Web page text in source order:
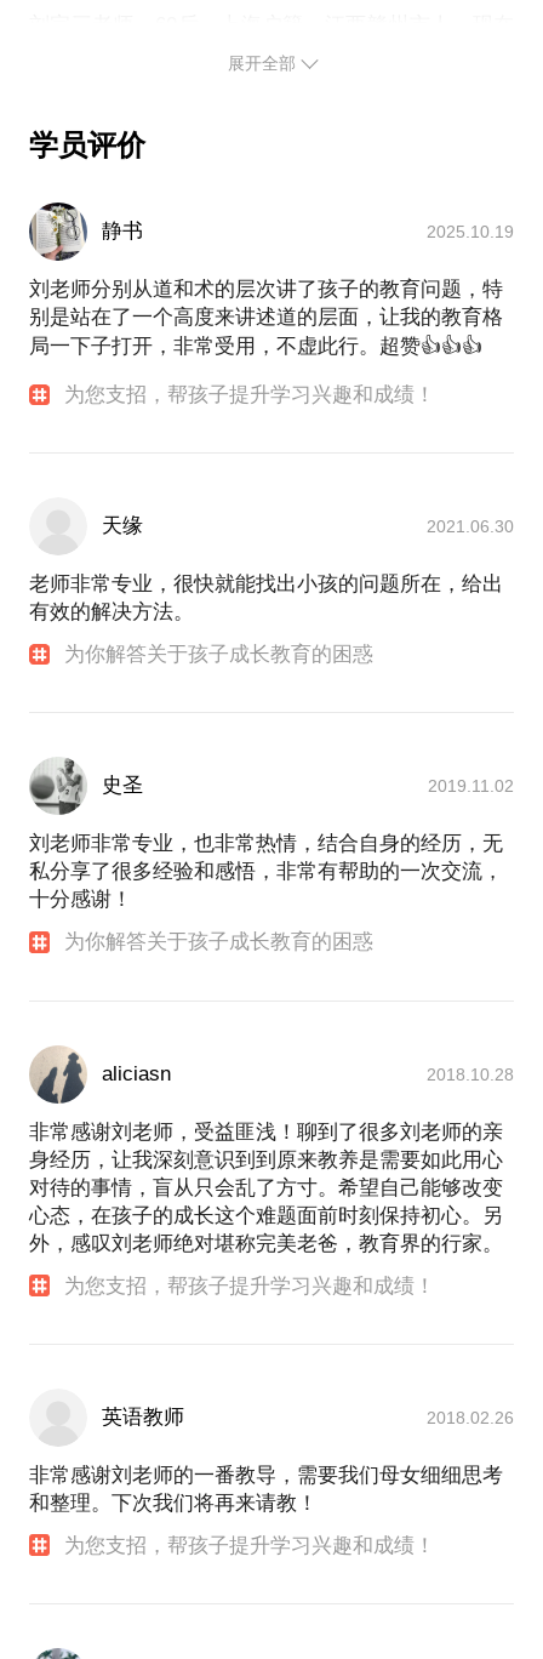
已经成为了上海若干漂泊人中安居下来的一分子。
未停止对她的热爱和探索。刘老师曾在上海建平实
验、进才中学、平和双语等多所名校工作，担任过骨
鲜明的个人特色，他的教学曾引发争议，也曾取得优
异的成绩。
刘老师担任过浦东新区首届超常儿童班的班主任和数
学教师，由于他精于教学的整体创新安排，曾被同行
誉为“超常教师”。
刘老师在家庭教育方面也是常年悉心研究自己的孩
子，在亲子教育、孩子成长方面花费了大量心血，孩
***中国数学会会员；
***中国人才研究会超常人才专业委员会会员；
***国家数学奥林匹克一级教练员；
如果您对中小学生的家庭教育、数学学习方面有任何
困惑，又或者对于中小学阶段的孩子升学就读等有任
何问题，都欢迎您的约见，相信刘老师的经历和经验
丝，ID为“liuzongsan”，公众号二维码如下：
[公众号原创文章]
突破狭隘是成为好老师好家长的前提
展开全部
学员评价
静书 2025.10.19
刘老师分别从道和术的层次讲了孩子的教育问题，特
别是站在了一个高度来讲述道的层面，让我的教育格
局一下子打开，非常受用，不虚此行。超赞👍👍👍
为您支招，帮孩子提升学习兴趣和成绩！
天缘 2021.06.30
老师非常专业，很快就能找出小孩的问题所在，给出
有效的解决方法。
为你解答关于孩子成长教育的困惑
史圣 2019.11.02
刘老师非常专业，也非常热情，结合自身的经历，无
私分享了很多经验和感悟，非常有帮助的一次交流，
十分感谢！
为你解答关于孩子成长教育的困惑
aliciasn 2018.10.28
非常感谢刘老师，受益匪浅！聊到了很多刘老师的亲
身经历，让我深刻意识到到原来教养是需要如此用心
对待的事情，盲从只会乱了方寸。希望自己能够改变
心态，在孩子的成长这个难题面前时刻保持初心。另
外，感叹刘老师绝对堪称完美老爸，教育界的行家。
为您支招，帮孩子提升学习兴趣和成绩！
英语教师 2018.02.26
非常感谢刘老师的一番教导，需要我们母女细细思考
和整理。下次我们将再来请教！
为您支招，帮孩子提升学习兴趣和成绩！